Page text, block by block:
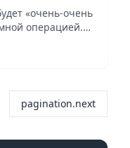
«очень-очень
операцией.
Палти в
pagination.next